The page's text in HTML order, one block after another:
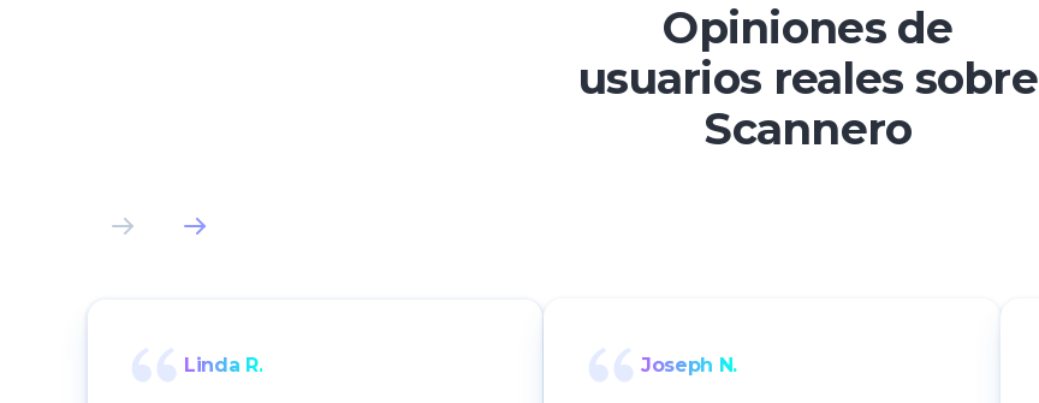
Opiniones de
usuarios reales sobre
Scannero
Linda R. Joseph N.